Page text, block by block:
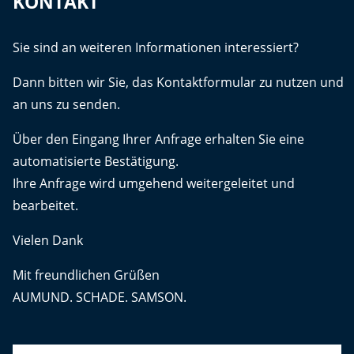
Sie sind an weiteren Informationen interessiert?
Dann bitten wir Sie, das Kontaktformular zu nutzen und
an uns zu senden.
Über den Eingang Ihrer Anfrage erhalten Sie eine
automatisierte Bestätigung.
Ihre Anfrage wird umgehend weitergeleitet und
bearbeitet.
Vielen Dank
Mit freundlichen Grüßen
AUMUND. SCHADE. SAMSON.